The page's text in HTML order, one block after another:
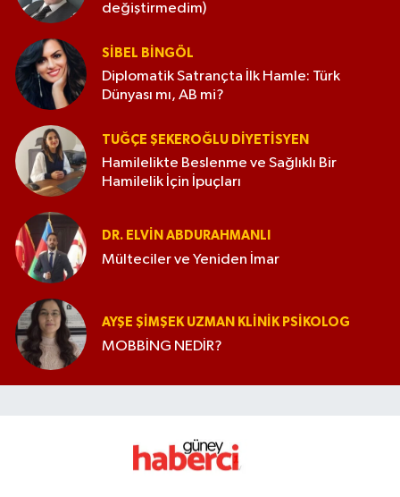
değiştirmedim)
SIBEL BINGÖL
Diplomatik Satrançta İlk Hamle: Türk
Dünyası mı, AB mi?
TUĞÇE ŞEKEROĞLU DIYETISYEN
Hamilelikte Beslenme ve Sağlıklı Bir
Hamilelik İçin İpuçları
DR. ELVIN ABDURAHMANLI
Mülteciler ve Yeniden İmar
AYŞE ŞIMŞEK UZMAN KLINIK PSIKOLOG
MOBBİNG NEDİR?